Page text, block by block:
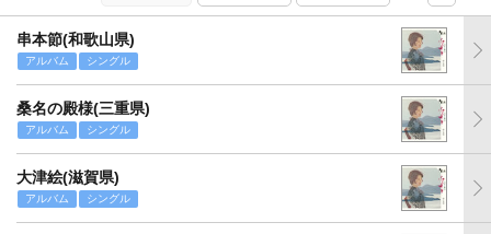
串本節(和歌山県)
アルバム シングル
桑名の殿様(三重県)
アルバム シングル
大津絵(滋賀県)
アルバム シングル